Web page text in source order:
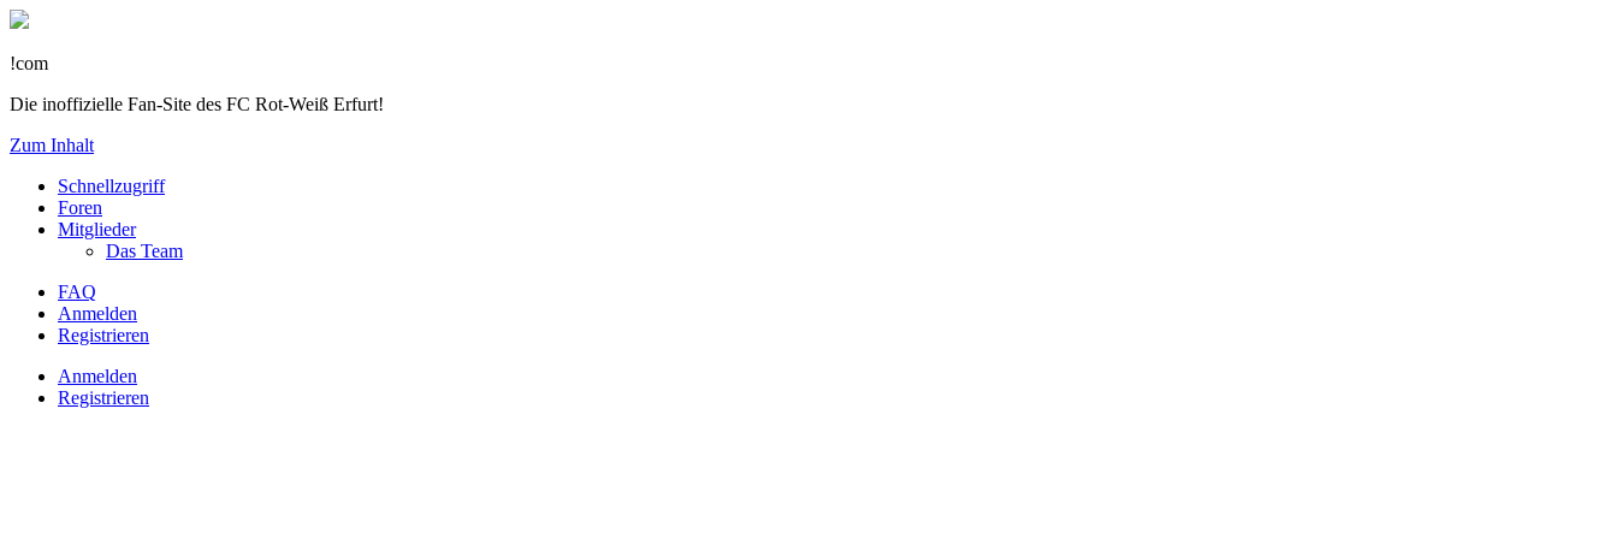
!com
Die inoffizielle Fan-Site des FC Rot-Weiß Erfurt!
Zum Inhalt
Schnellzugriff
Foren
Mitglieder
Das Team
FAQ
Anmelden
Registrieren
Anmelden
Registrieren